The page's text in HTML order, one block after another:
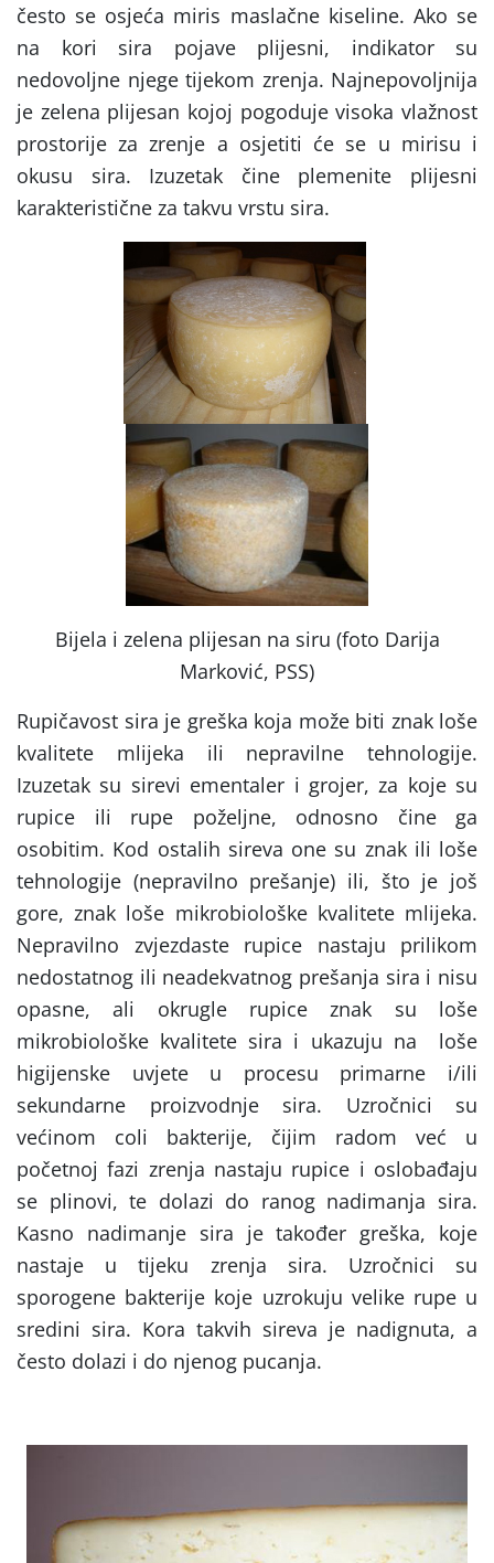
često se osjeća miris maslačne kiseline. Ako se
na kori sira pojave plijesni, indikator su
nedovoljne njege tijekom zrenja. Najnepovoljnija
je zelena plijesan kojoj pogoduje visoka vlažnost
prostorije za zrenje a osjetiti će se u mirisu i
okusu sira. Izuzetak čine plemenite plijesni
karakteristične za takvu vrstu sira.
Bijela i zelena plijesan na siru (foto Darija
Marković, PSS)
Rupičavost sira je greška koja može biti znak loše
kvalitete mlijeka ili nepravilne tehnologije.
Izuzetak su sirevi ementaler i grojer, za koje su
rupice ili rupe poželjne, odnosno čine ga
osobitim. Kod ostalih sireva one su znak ili loše
tehnologije (nepravilno prešanje) ili, što je još
gore, znak loše mikrobiološke kvalitete mlijeka.
Nepravilno zvjezdaste rupice nastaju prilikom
nedostatnog ili neadekvatnog prešanja sira i nisu
opasne, ali okrugle rupice znak su loše
mikrobiološke kvalitete sira i ukazuju na loše
higijenske uvjete u procesu primarne i/ili
sekundarne proizvodnje sira. Uzročnici su
većinom coli bakterije, čijim radom već u
početnoj fazi zrenja nastaju rupice i oslobađaju
se plinovi, te dolazi do ranog nadimanja sira.
Kasno nadimanje sira je također greška, koje
nastaje u tijeku zrenja sira. Uzročnici su
sporogene bakterije koje uzrokuju velike rupe u
sredini sira. Kora takvih sireva je nadignuta, a
često dolazi i do njenog pucanja.